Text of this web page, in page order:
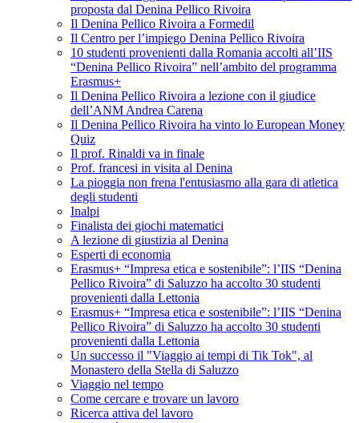
proposta dal Denina Pellico Rivoira
Il Denina Pellico Rivoira a Formedil
Il Centro per l’impiego Denina Pellico Rivoira
10 studenti provenienti dalla Romania accolti all’IIS
“Denina Pellico Rivoira” nell’ambito del programma
Erasmus+
Il Denina Pellico Rivoira a lezione con il giudice
dell’ANM Andrea Carena
Il Denina Pellico Rivoira ha vinto lo European Money
Quiz
Il prof. Rinaldi va in finale
Prof. francesi in visita al Denina
La pioggia non frena l'entusiasmo alla gara di atletica
degli studenti
Inalpi
Finalista dei giochi matematici
A lezione di giustizia al Denina
Esperti di economia
Erasmus+ “Impresa etica e sostenibile”: l’IIS “Denina
Pellico Rivoira” di Saluzzo ha accolto 30 studenti
provenienti dalla Lettonia
Erasmus+ “Impresa etica e sostenibile”: l’IIS “Denina
Pellico Rivoira” di Saluzzo ha accolto 30 studenti
provenienti dalla Lettonia
Un successo il "Viaggio ai tempi di Tik Tok", al
Monastero della Stella di Saluzzo
Viaggio nel tempo
Come cercare e trovare un lavoro
Ricerca attiva del lavoro